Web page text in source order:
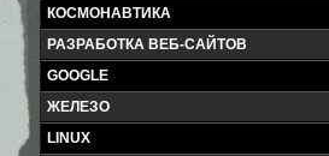
КОСМОНАВТИКА
РАЗРАБОТКА ВЕБ-САЙТОВ
GOOGLE
ЖЕЛЕЗО
LINUX